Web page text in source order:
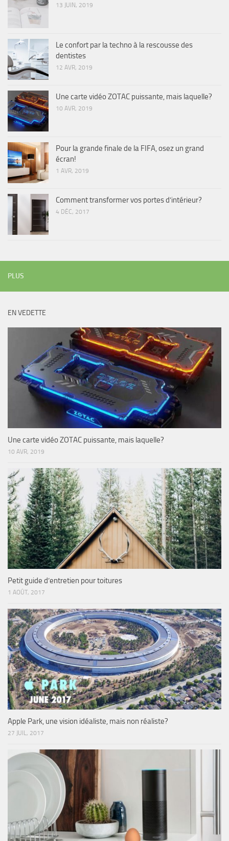
13 JUIN, 2019
Le confort par la techno à la rescousse des
dentistes
12 AVR, 2019
Une carte vidéo ZOTAC puissante, mais laquelle?
10 AVR, 2019
Pour la grande finale de la FIFA, osez un grand
écran!
1 AVR, 2019
Comment transformer vos portes d’intérieur?
4 DÉC, 2017
PLUS
EN VEDETTE
Une carte vidéo ZOTAC puissante, mais laquelle?
10 AVR, 2019
Petit guide d’entretien pour toitures
1 AOÛT, 2017
Apple Park, une vision idéaliste, mais non réaliste?
27 JUIL, 2017